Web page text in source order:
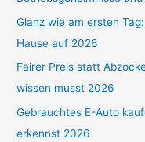
Glanz wie am ersten
Hause auf 2026
Fairer Preis statt
wissen musst 2026
Gebrauchtes E-Auto
erkennst 2026